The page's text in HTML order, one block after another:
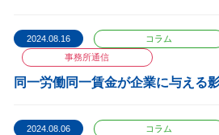
2024.08.16
コラム
事務所通信
同一労働同一賃金が企業に与える
2024.08.06
コラム